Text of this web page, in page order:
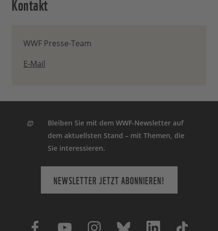
WWF Presse-Team
E-Mail
Bleiben Sie mit dem WWF-Newsletter auf
dem aktuellsten Stand – mit Themen, die
Sie interessieren.
NEWSLETTER JETZT ABONNIEREN!